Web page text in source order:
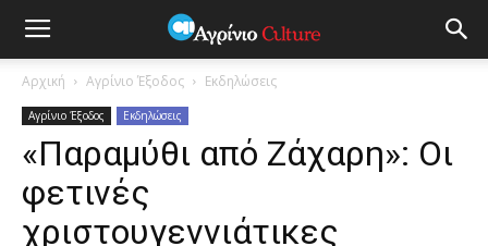
Αρχική Αγρίνιο Έξοδος Εκδηλώσεις
Αγρίνιο Έξοδος Εκδηλώσεις
«Παραμύθι από Ζάχαρη»: Οι
φετινές
χριστουγεννιάτικες